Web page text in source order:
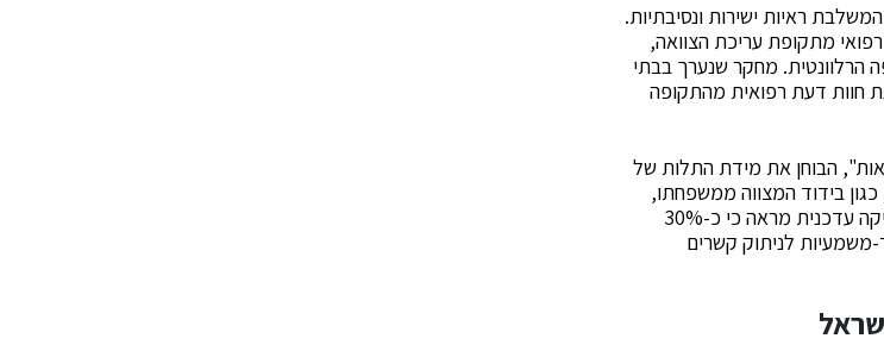
ראיות ישירות ונסיבתיות.
מתקופת עריכת הצוואה,
הרלוונטית. מחקר שנערך בבתי
חוות דעת רפואית מהתקופה
הבוחן את מידת התלות של
בידוד המצווה ממשפחתו,
שינויים קיצוניים בהוראות הצוואה, ומעורבות יתר של המוטב בעריכתה. סטטיסטיקה עדכנית מראה כי כ-30%
משמעיות לניתוק קשרים